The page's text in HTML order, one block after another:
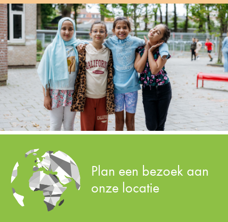
Plan een bezoek aan
onze locatie